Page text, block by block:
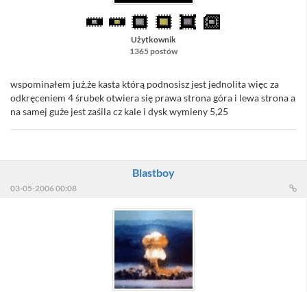
Użytkownik
1365 postów
wspominałem już,że kasta którą podnosisz jest jednolita więc za
odkręceniem 4 śrubek otwiera się prawa strona góra i lewa strona a
na samej guże jest zaśila cz kale i dysk wymieny 5,25
Blastboy
03-05-2006 00:08